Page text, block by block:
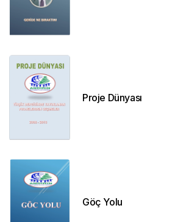
Proje Dünyası
Göç Yolu